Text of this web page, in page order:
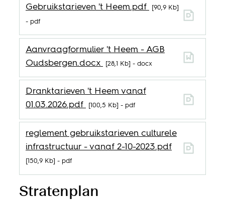
Gebruikstarieven 't Heem.pdf
90,9 Kb
pdf
Aanvraagformulier 't Heem - AGB
Oudsbergen.docx
28,1 Kb docx
Dranktarieven 't Heem vanaf
01.03.2026.pdf
100,5 Kb pdf
reglement gebruikstarieven culturele
infrastructuur - vanaf 2-10-2023.pdf
150,9 Kb pdf
Stratenplan